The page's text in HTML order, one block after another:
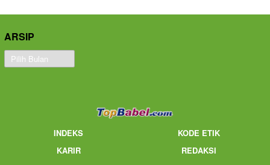
ARSIP
Arsip
INDEKS
KODE ETIK
KARIR
REDAKSI